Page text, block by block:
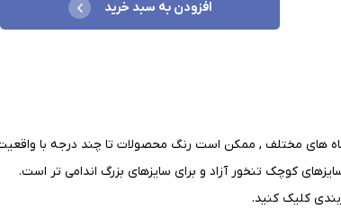
افزودن به سبد خرید
های مختلف , ممکن است رنگ محصولات تا چند درجه با
کوچک تنخور آزاد و برای سایزهای بزرگ اندامی تر است.
کلیک کنید.